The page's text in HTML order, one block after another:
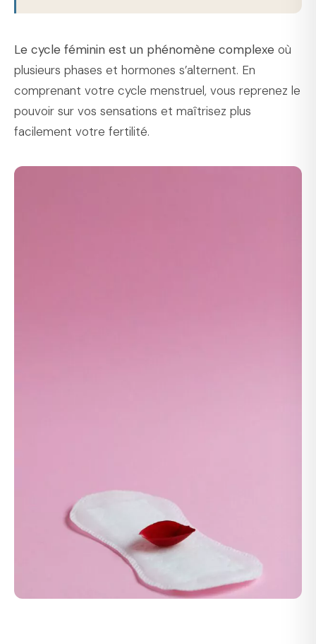
Le cycle féminin est un phénomène complexe où
plusieurs phases et hormones s’alternent. En
comprenant votre cycle menstruel, vous reprenez le
pouvoir sur vos sensations et maîtrisez plus
facilement votre fertilité.